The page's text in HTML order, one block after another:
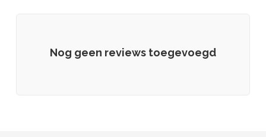
Nog geen reviews toegevoegd